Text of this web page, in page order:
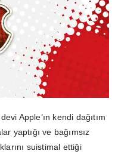
Apple’ın kendi dağıtım
yaptığı ve bağımsız
suistimal ettiği